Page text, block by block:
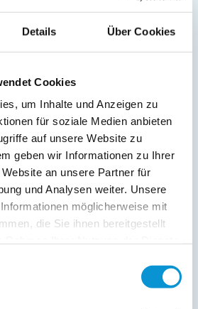
Details Über Cookies
Cookies
um Inhalte und Anzeigen zu
für soziale Medien anbieten
auf unsere Website zu
geben wir Informationen zu Ihrer
an unsere Partner für
und Analysen weiter. Unsere
möglicherweise mit
die Sie ihnen bereitgestellt
Vermieter
per Mail zusenden
anfordern
gelesen und bin
Daten nur zur
Sie können
der Ostsee-Ferienwohnungen.de